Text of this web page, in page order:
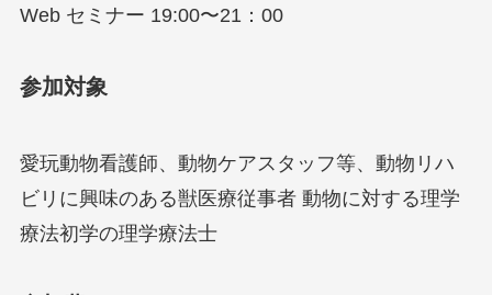
Web セミナー 19:00〜21：00
参加対象
愛玩動物看護師、動物ケアスタッフ等、動物リハ
ビリに興味のある獣医療従事者 動物に対する理学
療法初学の理学療法士